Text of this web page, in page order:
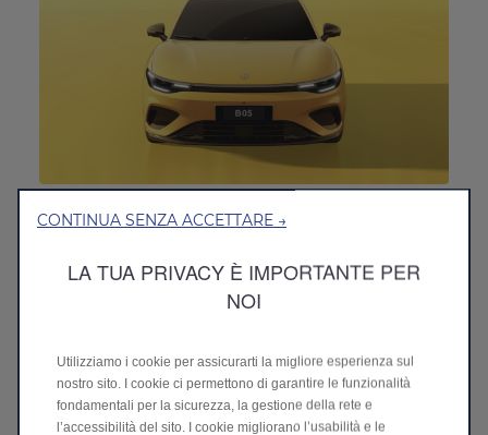
Nuova B05
CONTINUA SENZA ACCETTARE →
LA TUA PRIVACY È IMPORTANTE PER
NOI
Utilizziamo i cookie per assicurarti la migliore esperienza sul
nostro sito. I cookie ci permettono di garantire le funzionalità
fondamentali per la sicurezza, la gestione della rete e
l’accessibilità del sito. I cookie migliorano l’usabilità e le